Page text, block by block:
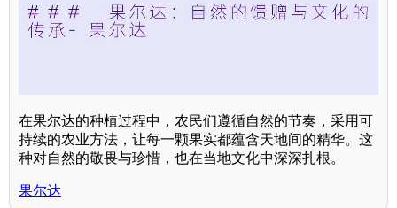
在果尔达的种植过程中，农民们遵循自然的节奏，采用可
持续的农业方法，让每一颗果实都蕴含天地间的精华。这
种对自然的敬畏与珍惜，也在当地文化中深深扎根。
果尔达